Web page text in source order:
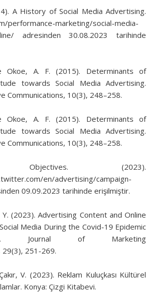
A History of Social Media Advertising.
performance-marketing/social-media-
adresinden 30.08.2023 tarihinde
Okoe, A. F. (2015). Determinants of
towards Social Media Advertising.
Communications, 10(3), 248–258.
Okoe, A. F. (2015). Determinants of
towards Social Media Advertising.
Communications, 10(3), 248–258.
Objectives. (2023).
en/advertising/campaign-
09.09.2023 tarihinde erişilmiştir.
Y. (2023). Advertising Content and Online
Media During the Covid-19 Epidemic
Journal of Marketing
29(3), 251-269.
V. (2023). Reklam Kuluçkası Kültürel
Konya: Çizgi Kitabevi.